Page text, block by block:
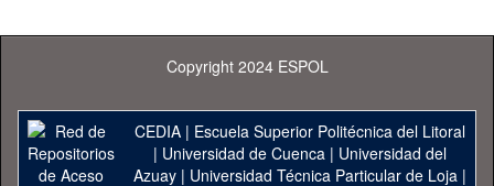
Copyright 2024 ESPOL
CEDIA| Escuela Superior Politécnica del Litoral
| Universidad de Cuenca| Universidad del
Azuay| Universidad Técnica Particular de Loja|